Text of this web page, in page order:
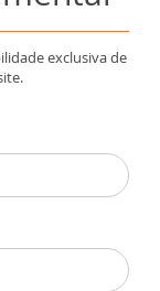
exclusiva de